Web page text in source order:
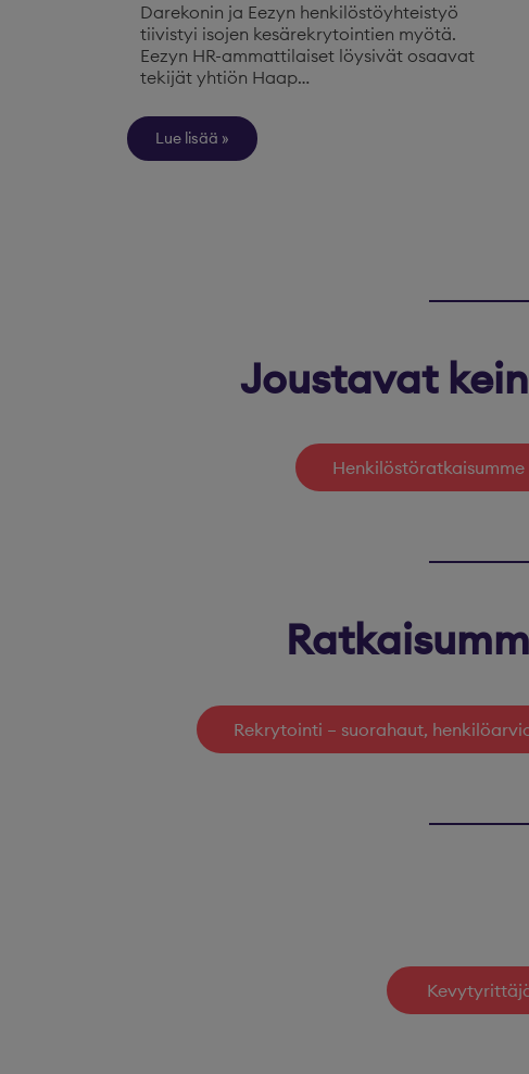
Darekonin ja Eezyn henkilöstöyhteistyö
tiivistyi isojen kesärekrytointien myötä.
Eezyn HR-ammattilaiset löysivät osaavat
tekijät yhtiön Haap…
Lue lisää
Joustavat
Rekrytointi – suorahaut,